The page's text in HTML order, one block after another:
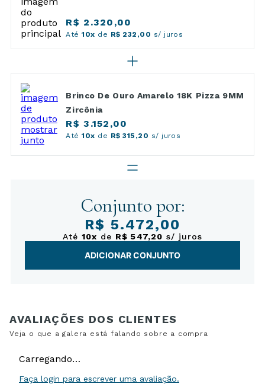
R$ 2.320,00
Até10x de R$ 232,00 s/ juros
Brinco De Ouro Amarelo 18K Pizza 9MM
Zircônia
R$ 3.152,00
Até10x de R$ 315,20 s/ juros
Conjunto por:
R$ 5.472,00
Até 10x de R$ 547,20 s/ juros
ADICIONAR CONJUNTO
Carregando…
Faça login para escrever uma avaliação.